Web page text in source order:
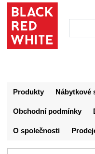
Produkty Nábytkové
Obchodní podmínky
O společnosti